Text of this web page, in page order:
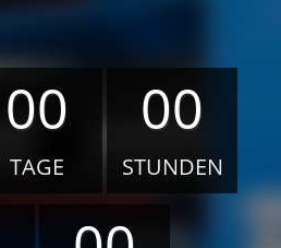
00
TAGE
00
STUNDEN